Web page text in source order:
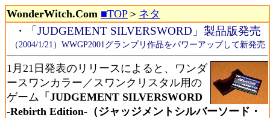
WonderWitch.Com ■TOP ＞ ネタ
・「JUDGEMENT SILVERSWORD」製品版発売
（2004/1/21）WWGP2001グランプリ作品をパワーアップして新発売
1月21日発表のリリースによると、ワンダ
ースワンカラー／スワンクリスタル用の
ゲーム 「JUDGEMENT SILVERSWORD
-Rebirth Edition-（ジャッジメントシルバーソード・